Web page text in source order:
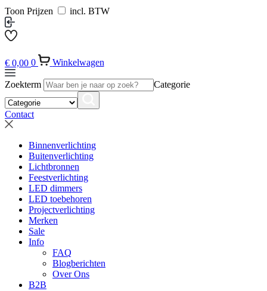
Toon Prijzen incl. BTW
€ 0,00 0 Winkelwagen
Zoekterm Categorie
Contact
Binnenverlichting
Buitenverlichting
Lichtbronnen
Feestverlichting
LED dimmers
LED toebehoren
Projectverlichting
Merken
Sale
Info
FAQ
Blogberichten
Over Ons
B2B